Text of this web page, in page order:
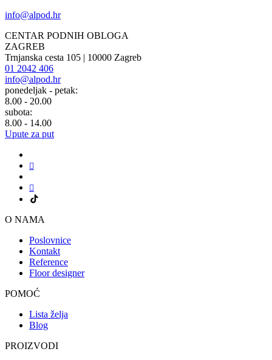
info@alpod.hr
CENTAR PODNIH OBLOGA
ZAGREB
Trnjanska cesta 105 | 10000 Zagreb
01 2042 406
info@alpod.hr
ponedeljak - petak:
8.00 - 20.00
subota:
8.00 - 14.00
Upute za put
O NAMA
Poslovnice
Kontakt
Reference
Floor designer
POMOĆ
Lista želja
Blog
PROIZVODI